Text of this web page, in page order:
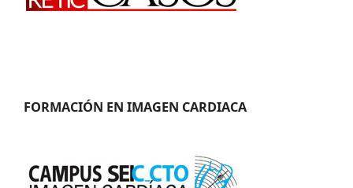
FORMACIÓN EN IMAGEN CARDIACA